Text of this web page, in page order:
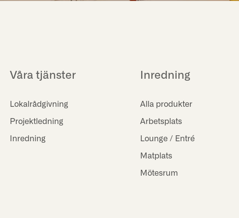
Våra tjänster
Lokalrådgivning
Projektledning
Inredning
Inredning
Alla produkter
Arbetsplats
Lounge / Entré
Matplats
Mötesrum